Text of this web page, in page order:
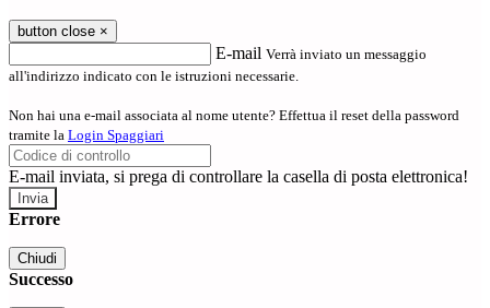
button close ×
E-mail Verrà inviato un messaggio
all'indirizzo indicato con le istruzioni necessarie.
Non hai una e-mail associata al nome utente? Effettua il reset della password
tramite la Login Spaggiari
E-mail inviata, si prega di controllare la casella di posta elettronica!
Errore
Chiudi
Successo